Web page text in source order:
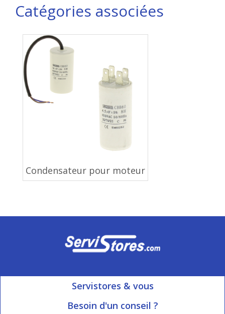
Catégories associées
Condensateur pour moteur
Servistores & vous
Mon compte
Besoin d'un conseil ?